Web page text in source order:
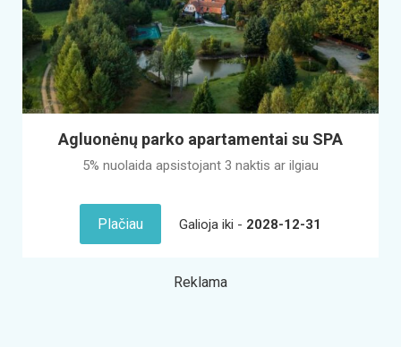
Agluonėnų parko apartamentai su SPA
5% nuolaida apsistojant 3 naktis ar ilgiau
Plačiau Galioja iki - 2028-12-31
Reklama